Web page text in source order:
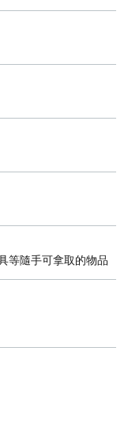
等隨手可拿取的物品